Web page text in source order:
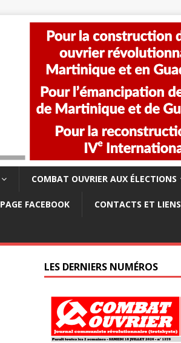
COMBAT OUVRIER AUX ÉLECTIONS
PAGE FACEBOOK CONTACTS ET LIENS
LES DERNIERS NUMÉROS